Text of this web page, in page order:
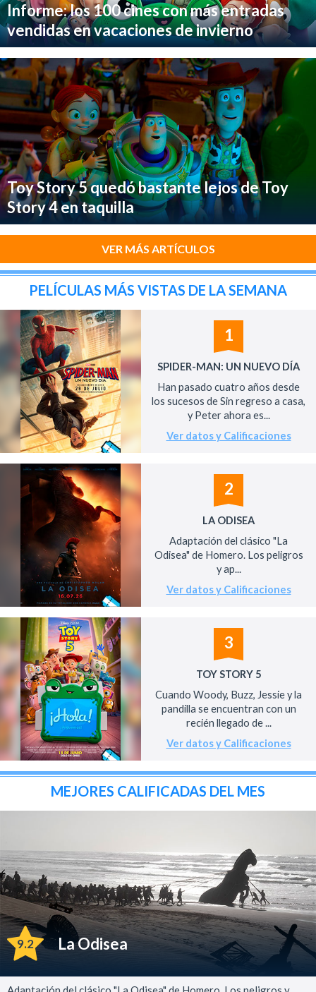
Informe: los 100 cines con más entradas
vendidas en vacaciones de invierno
Toy Story 5 quedó bastante lejos de Toy
Story 4 en taquilla
VER MÁS ARTÍCULOS
PELÍCULAS MÁS VISTAS DE LA SEMANA
1
SPIDER-MAN: UN NUEVO DÍA
Han pasado cuatro años desde
los sucesos de Sin regreso a casa,
y Peter ahora es...
Ver datos y Calificaciones
2
LA ODISEA
Adaptación del clásico "La
Odisea" de Homero. Los peligros
y ap...
Ver datos y Calificaciones
3
TOY STORY 5
Cuando Woody, Buzz, Jessie y la
pandilla se encuentran con un
recién llegado de ...
Ver datos y Calificaciones
MEJORES CALIFICADAS DEL MES
9.2 La Odisea